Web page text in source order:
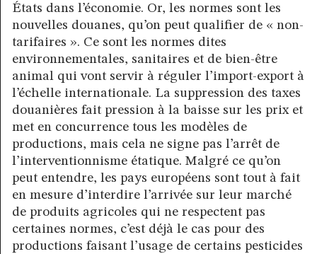
États dans l’économie. Or, les normes sont les
nouvelles douanes, qu’on peut qualifier de « non-
tarifaires ». Ce sont les normes dites
environnementales, sanitaires et de bien-être
animal qui vont servir à réguler l’import-export à
l’échelle internationale. La suppression des taxes
douanières fait pression à la baisse sur les prix et
met en concurrence tous les modèles de
productions, mais cela ne signe pas l’arrêt de
l’interventionnisme étatique. Malgré ce qu’on
peut entendre, les pays européens sont tout à fait
en mesure d’interdire l’arrivée sur leur marché
de produits agricoles qui ne respectent pas
certaines normes, c’est déjà le cas pour des
productions faisant l’usage de certains pesticides